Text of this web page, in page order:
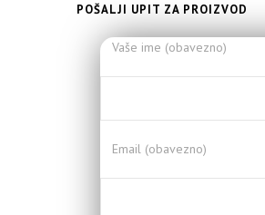
POŠALJI UPIT ZA PROIZVOD
Vaše ime (obavezno)
Email (obavezno)